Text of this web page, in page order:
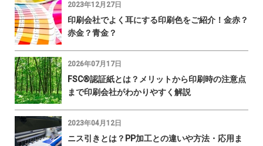
2023年12月27日
印刷会社でよく耳にする印刷色をご紹介！金赤？
赤金？青金？
2026年07月17日
FSC®認証紙とは？メリットから印刷時の注意点
まで印刷会社がわかりやすく解説
2023年04月12日
ニス引きとは？PP加工との違いや方法・応用ま